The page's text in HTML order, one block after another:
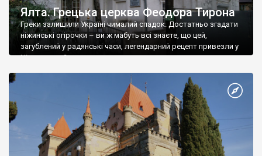
Ялта. Грецька церква Феодора Тирона
Греки залишили Україні чималий спадок. Достатньо згадати
ніжинські огірочки – ви ж мабуть всі знаєте, що цей,
загублений у радянські часи, легендарний рецепт привезли у
Ніжин греки?